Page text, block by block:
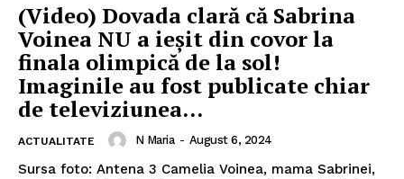
(Video) Dovada clară că Sabrina
Voinea NU a ieşit din covor la
finala olimpică de la sol!
Imaginile au fost publicate chiar
de televiziunea...
ACTUALITATE N Maria - August 6, 2024
Sursa foto: Antena 3 Camelia Voinea, mama Sabrinei,